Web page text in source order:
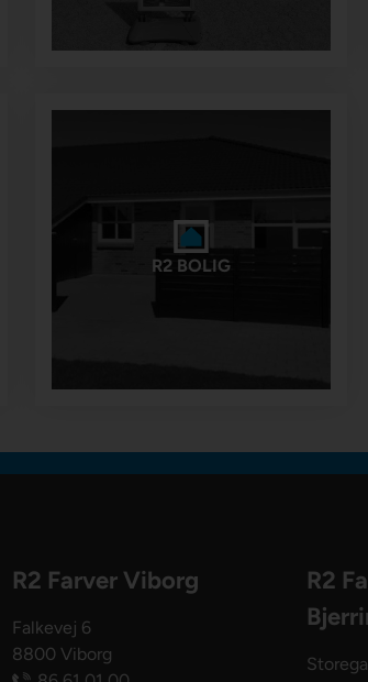
R2 BOLIG
R2 Farver Viborg
Falkevej 6
8800 Viborg
R2